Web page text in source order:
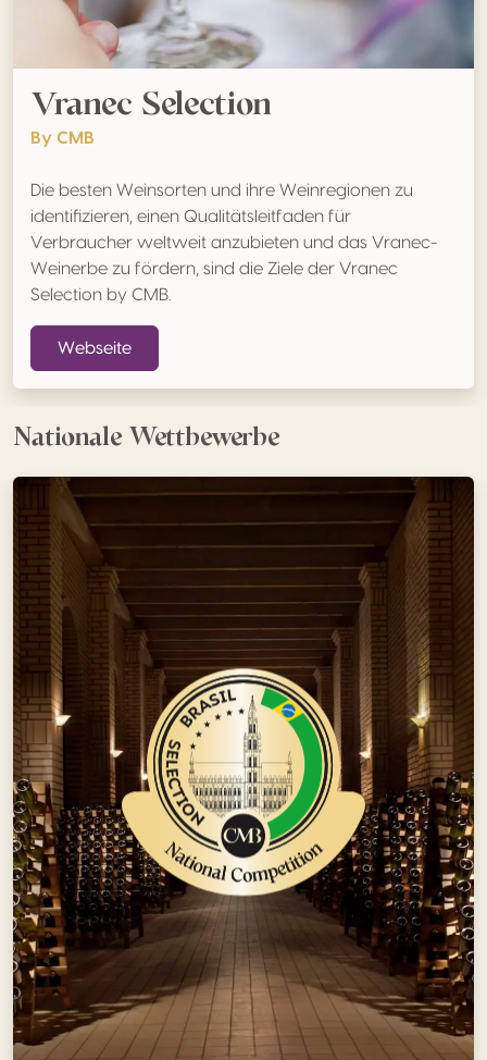
Vranec Selection
By CMB
Die besten Weinsorten und ihre Weinregionen zu
identifizieren, einen Qualitätsleitfaden für
Verbraucher weltweit anzubieten und das Vranec-
Weinerbe zu fördern, sind die Ziele der Vranec
Selection by CMB.
Webseite
Nationale Wettbewerbe